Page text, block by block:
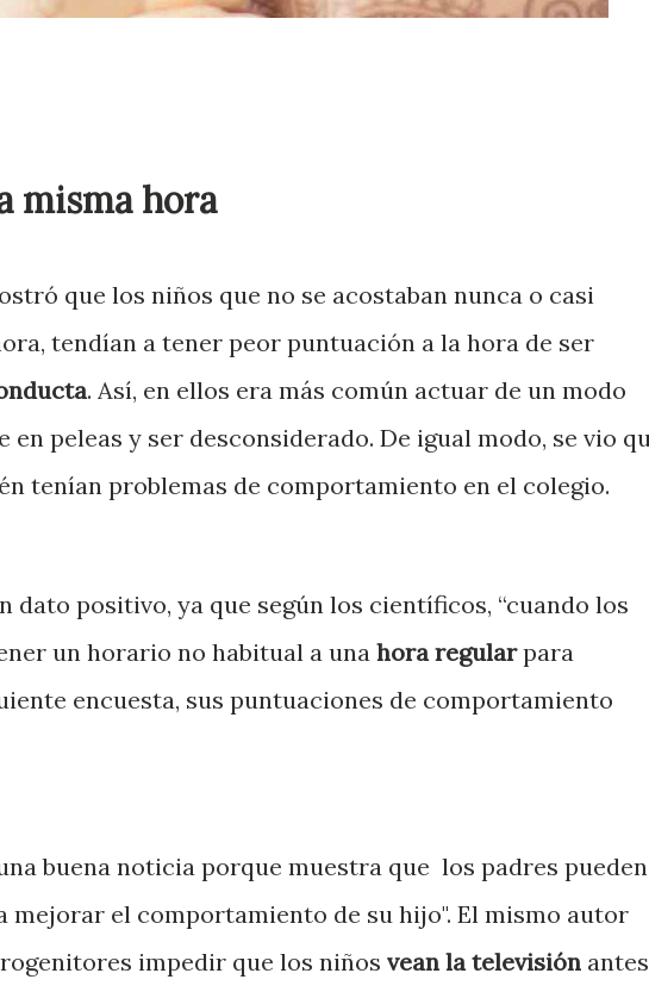
misma hora
que los niños que no se acostaban nunca o casi
tendían a tener peor puntuación a la hora de ser
. Así, en ellos era más común actuar de un modo
peleas y ser desconsiderado. De igual modo, se vio
tenían problemas de comportamiento en el colegio.
dato positivo, ya que según los científicos, “cuando los
un horario no habitual a una hora regularpara
encuesta, sus puntuaciones de comportamiento
buena noticia porque muestra que los padres pueden
mejorar el comportamiento de su hijo". El mismo autor
impedir que los niños vean la televisión antes